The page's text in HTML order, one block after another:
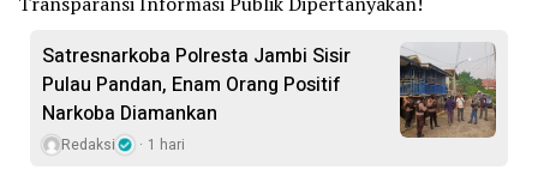
Satresnarkoba Polresta Jambi Sisir
Pulau Pandan, Enam Orang Positif
Narkoba Diamankan
Redaksi 1 hari